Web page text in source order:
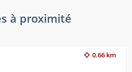
à proximité
0.66 km